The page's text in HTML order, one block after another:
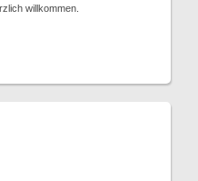
willkommen.